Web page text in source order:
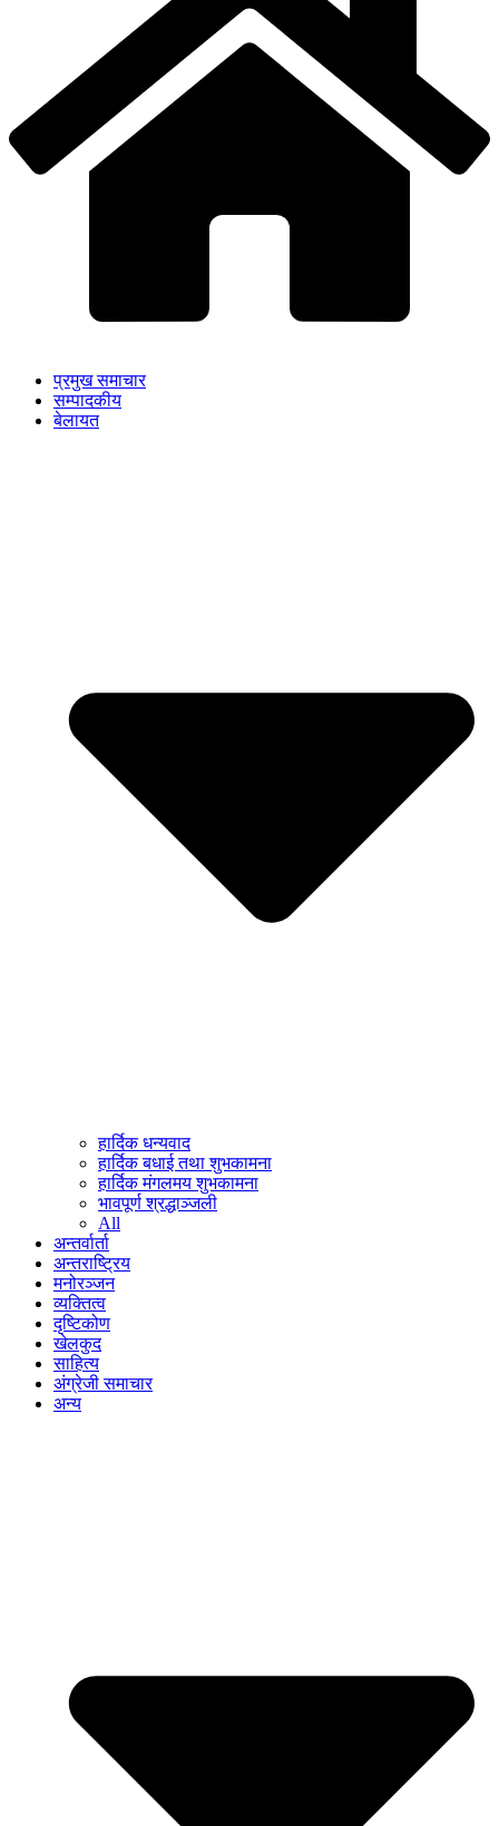
प्रमुख समाचार
सम्पादकीय
बेलायत
हार्दिक धन्यवाद
हार्दिक बधाई तथा शुभकामना
हार्दिक मंगलमय शुभकामना
भावपूर्ण श्रद्धाञ्जली
All
अन्तर्वार्ता
अन्तराष्ट्रिय
मनोरञ्जन
व्यक्तित्व
दृष्टिकोण
खेलकुद
साहित्य
अंग्रेजी समाचार
अन्य